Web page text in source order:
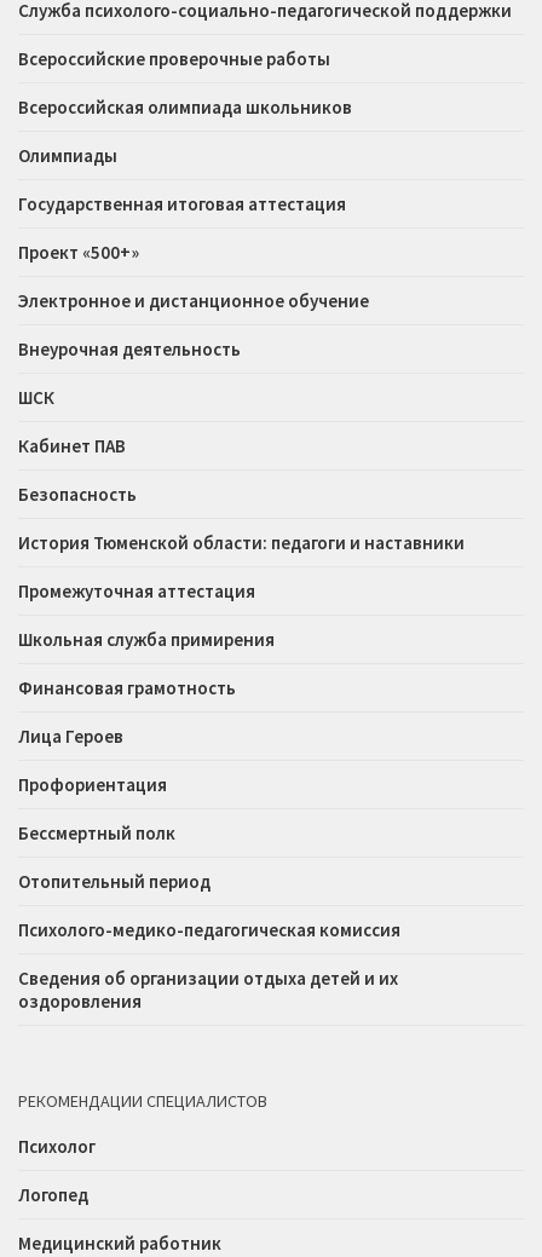
Служба психолого-социально-педагогической поддержки
Всероссийские проверочные работы
Всероссийская олимпиада школьников
Олимпиады
Государственная итоговая аттестация
Проект «500+»
Электронное и дистанционное обучение
Внеурочная деятельность
ШСК
Кабинет ПАВ
Безопасность
История Тюменской области: педагоги и наставники
Промежуточная аттестация
Школьная служба примирения
Финансовая грамотность
Лица Героев
Профориентация
Бессмертный полк
Отопительный период
Психолого-медико-педагогическая комиссия
Сведения об организации отдыха детей и их
оздоровления
РЕКОМЕНДАЦИИ СПЕЦИАЛИСТОВ
Психолог
Логопед
Медицинский работник